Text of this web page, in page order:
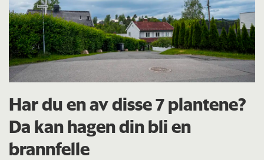
Har du en av disse 7 plantene?
Da kan hagen din bli en
brannfelle